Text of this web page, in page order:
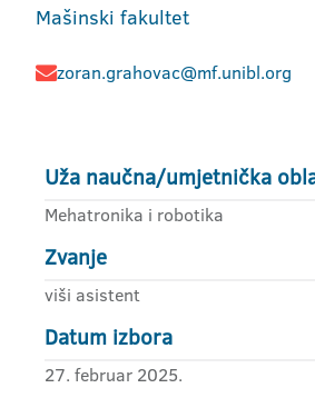
Mašinski fakultet
zoran.grahovac@mf.unibl.org
Uža naučna/umjetnička
Mehatronika i robotika
Zvanje
viši asistent
Datum izbora
27. februar 2025.